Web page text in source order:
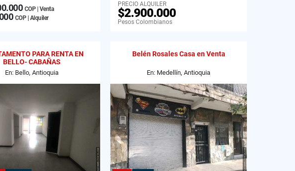
COP | Venta
COP | Alquiler
PRECIO ALQUILER
$2.900.000
Pesos Colombianos
PARA RENTA EN
BELLO- CABAÑAS
En: Bello, Antioquia
Belén Rosales Casa en Venta
En: Medellín, Antioquia